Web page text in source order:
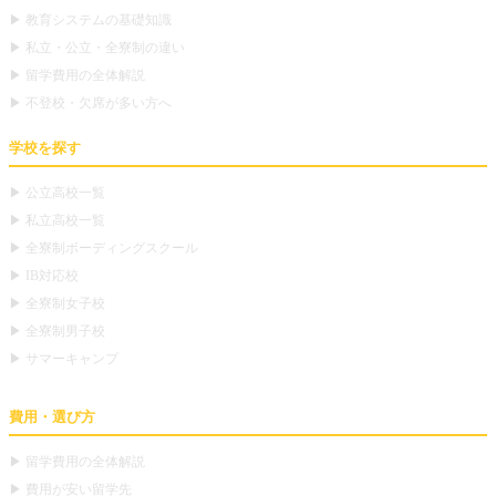
▶ 教育システムの基礎知識
▶ 私立・公立・全寮制の違い
▶ 留学費用の全体解説
▶ 不登校・欠席が多い方へ
学校を探す
▶ 公立高校一覧
▶ 私立高校一覧
▶ 全寮制ボーディングスクール
▶ IB対応校
▶ 全寮制女子校
▶ 全寮制男子校
▶ サマーキャンプ
費用・選び方
▶ 留学費用の全体解説
▶ 費用が安い留学先